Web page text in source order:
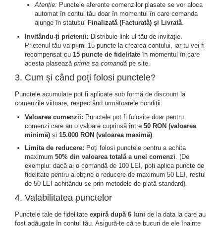
Atenție: Punctele aferente comenzilor plasate se vor aloca
automat în contul tău doar în momentul în care comanda
ajunge în statusul Finalizată (Facturată) și Livrată
Invitându-ți prietenii: Distribuie link-ul tău de invitație.
Prietenul tău va primi 15 puncte la crearea contului, iar tu vei fi
recompensat cu 15 puncte de fidelitate în momentul în care
acesta plasează prima sa comandă pe site.
3. Cum și când poți folosi punctele?
Punctele acumulate pot fi aplicate sub formă de discount la
comenzile viitoare, respectând următoarele condiții:
Valoarea comenzii: Punctele pot fi folosite doar pentru
comenzi care au o valoare cuprinsă între 50 RON (valoarea
minimă) și 15.000 RON (valoarea maximă)
Limita de reducere: Poți folosi punctele pentru a achita
maximum 50% din valoarea totală a unei comenzi . (De
exemplu: dacă ai o comandă de 100 LEI, poți aplica puncte de
fidelitate pentru a obține o reducere de maximum 50 LEI, restul
de 50 LEI achitându-se prin metodele de plată standard).
4. Valabilitatea punctelor
Punctele tale de fidelitate expiră după 6 luni de la data la care au
fost adăugate în contul tău. Asigură-te că te bucuri de ele înainte